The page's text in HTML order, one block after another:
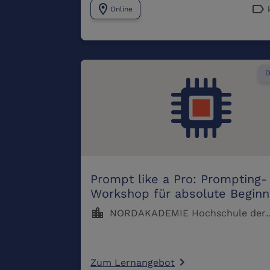
location_on Online label
Prompt like a Pro: Prompting-
Workshop für absolute
location_city NORDAKADEMIE Hochschule der
Zum Lernangebot navigate_next